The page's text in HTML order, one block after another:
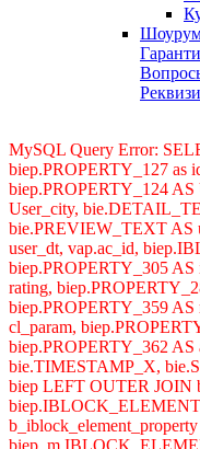
MySQL Query Error:
biep.PROPERTY_127 as
biep.PROPERTY_124 AS
User_city,
bie.PREVIEW_TEXT AS
user_dt, vap.ac_id,
biep.PROPERTY_305
rating,
biep.PROPERTY_359
cl_param,
biep.PROPERTY_362
bie.TIMESTAMP_X,
biep LEFT OUTER JOIN